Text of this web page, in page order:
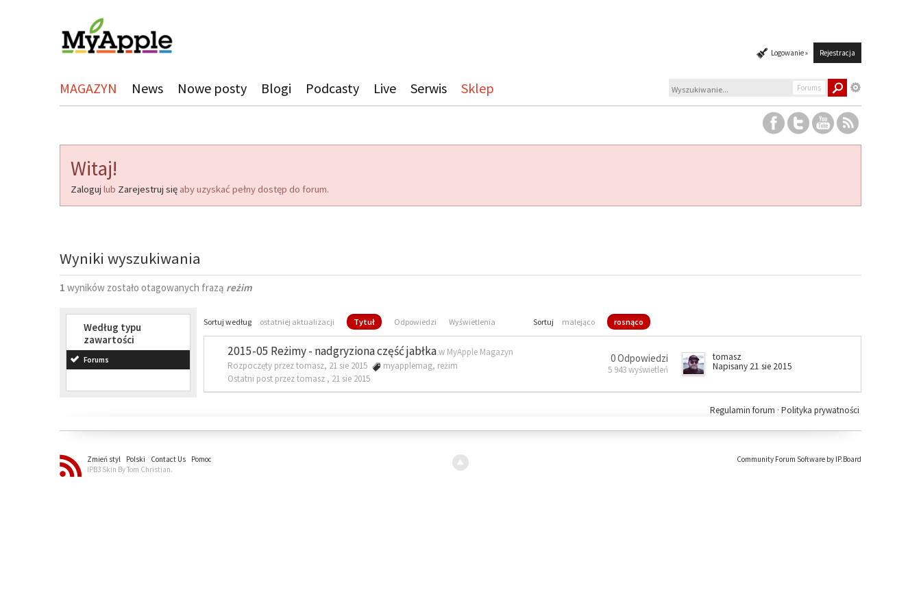
Logowanie » Rejestracja
MAGAZYN News Nowe posty Blogi Podcasty Live Serwis Sklep Forums
Witaj!
Zaloguj lub Zarejestruj się aby uzyskać pełny dostęp do forum.
Wyniki wyszukiwania
1 wyników zostało otagowanych frazą reżim
Według typu
zawartości
Forums
Sortuj według ostatniej aktualizacji Tytuł Odpowiedzi Wyświetlenia Sortuj malejąco rosnąco
2015-05 Reżimy - nadgryziona część jabłkaw MyApple Magazyn
Rozpoczęty przez tomasz, 21 sie 2015
myapplemag, reżim
Ostatni post przez tomasz , 21 sie 2015
0 Odpowiedzi
5 943 wyświetleń
tomasz
Napisany 21 sie 2015
Polityka prywatności
Regulamin forum ·
Zmień styl Polski Contact Us
Pomoc
IPB3 Skin By Tom Christian.
Community Forum Software by IP.Board